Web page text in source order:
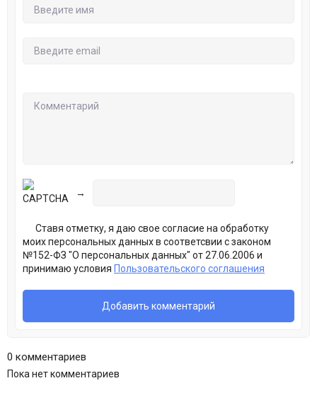
→
Ставя отметку, я даю свое согласие на обработку
моих персональных данных в соответсвии с законом
№152-ФЗ "О персональных данных" от 27.06.2006 и
принимаю условия Пользовательского соглашения
0 комментариев
Пока нет комментариев